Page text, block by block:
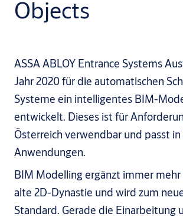
Objects
ASSA ABLOY Entrance Systems
Jahr 2020 für die automatischen
Systeme ein intelligentes BIM-
entwickelt. Dieses ist für
Österreich verwendbar und passt in
Anwendungen.
BIM Modelling ergänzt immer
alte 2D-Dynastie und wird zum
Standard. Gerade die Einarbeitung